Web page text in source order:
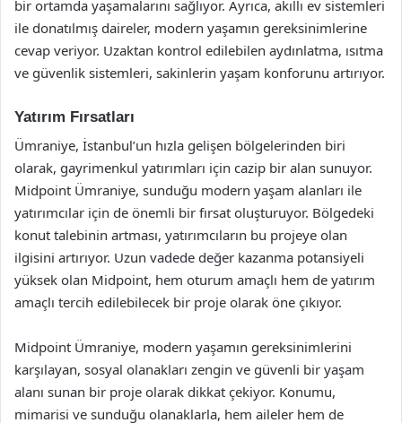
bir ortamda yaşamalarını sağlıyor. Ayrıca, akıllı ev sistemleri
ile donatılmış daireler, modern yaşamın gereksinimlerine
cevap veriyor. Uzaktan kontrol edilebilen aydınlatma, ısıtma
ve güvenlik sistemleri, sakinlerin yaşam konforunu artırıyor.
Yatırım Fırsatları
Ümraniye, İstanbul’un hızla gelişen bölgelerinden biri
olarak, gayrimenkul yatırımları için cazip bir alan sunuyor.
Midpoint Ümraniye, sunduğu modern yaşam alanları ile
yatırımcılar için de önemli bir fırsat oluşturuyor. Bölgedeki
konut talebinin artması, yatırımcıların bu projeye olan
ilgisini artırıyor. Uzun vadede değer kazanma potansiyeli
yüksek olan Midpoint, hem oturum amaçlı hem de yatırım
amaçlı tercih edilebilecek bir proje olarak öne çıkıyor.
Midpoint Ümraniye, modern yaşamın gereksinimlerini
karşılayan, sosyal olanakları zengin ve güvenli bir yaşam
alanı sunan bir proje olarak dikkat çekiyor. Konumu,
mimarisi ve sunduğu olanaklarla, hem aileler hem de